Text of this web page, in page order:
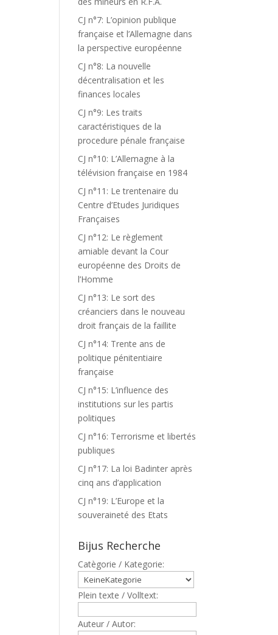
CJ n°7: L’opinion publique
française et l’Allemagne dans
la perspective européenne
CJ n°8: La nouvelle
décentralisation et les
finances locales
CJ n°9: Les traits
caractéristiques de la
procedure pénale française
CJ n°10: L’Allemagne à la
télévision française en 1984
CJ n°11: Le trentenaire du
Centre d’Etudes Juridiques
Françaises
CJ n°12: Le règlement
amiable devant la Cour
européenne des Droits de
l’Homme
CJ n°13: Le sort des
créanciers dans le nouveau
droit français de la faillite
CJ n°14: Trente ans de
politique pénitentiaire
française
CJ n°15: L’influence des
institutions sur les partis
politiques
CJ n°16: Terrorisme et libertés
publiques
CJ n°17: La loi Badinter après
cinq ans d’application
CJ n°19: L’Europe et la
souveraineté des Etats
Bijus Recherche
Catègorie / Kategorie:
Plein texte / Volltext:
Auteur / Autor: